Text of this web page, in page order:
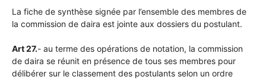
La fiche de synthèse signée par l’ensemble des membres de
la commission de daira est jointe aux dossiers du postulant.
Art 27.- au terme des opérations de notation, la commission
de daira se réunit en présence de tous ses membres pour
délibérer sur le classement des postulants selon un ordre